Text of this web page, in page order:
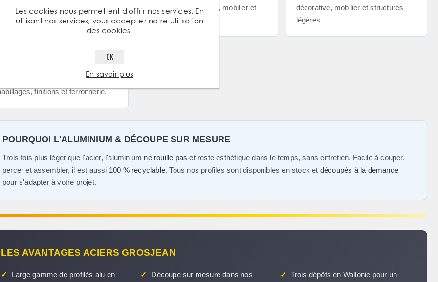
et séparations.
ferronnerie décorative, mobilier et
pièces à usiner.
décorative, mobilier et structures
légères.
aluminium pour platines,
finitions et ferronnerie.
POURQUOI L'ALUMINIUM & DÉCOUPE SUR MESURE
Trois fois plus léger que l'acier, l'aluminium ne rouille pas et reste esthétique dans le temps, sans entretien. Facile à couper,
percer et assembler, il est aussi 100 % recyclable. Tous nos profilés sont disponibles en stock et découpés à la demande
pour s'adapter à votre projet.
LES AVANTAGES ACIERS GROSJEAN
✓
Large gamme de profilés alu en
✓
Découpe sur mesure dans nos
✓
Trois dépôts en Wallonie pour un
Les cookies nous permettent d'offrir nos services. En
utilisant nos services, vous acceptez notre utilisation
des cookies.
OK
En savoir plus